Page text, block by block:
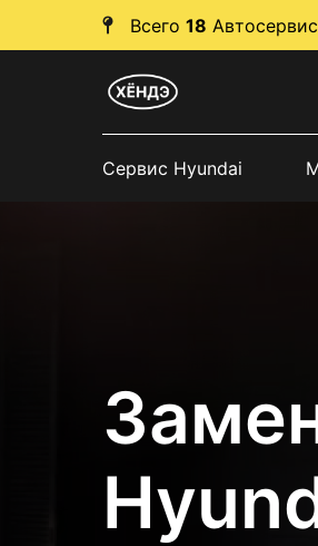
Всего 18
Сервис Hyundai